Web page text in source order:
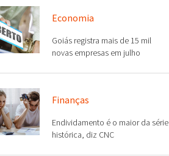
Economia
Goiás registra mais de 15 mil
novas empresas em julho
Finanças
Endividamento é o maior da série
histórica, diz CNC